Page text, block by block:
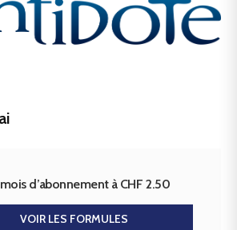
d’abonnement à CHF 2.50
VOIR LES FORMULES